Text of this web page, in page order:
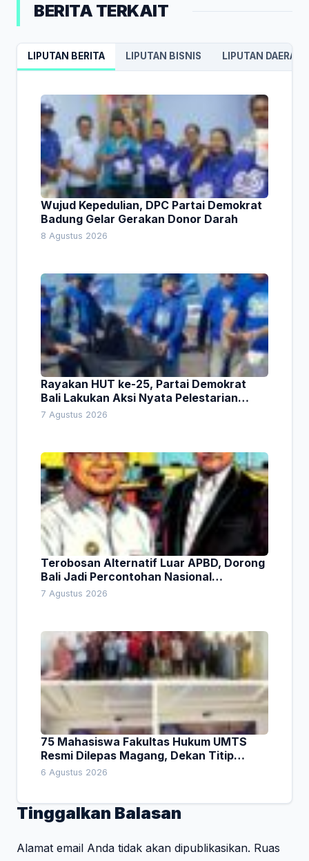
BERITA TERKAIT
LIPUTAN BERITA LIPUTAN BISNIS LIPUTAN DAERAH
Wujud Kepedulian, DPC Partai Demokrat
Badung Gelar Gerakan Donor Darah
8 Agustus 2026
Rayakan HUT ke-25, Partai Demokrat
Bali Lakukan Aksi Nyata Pelestarian
Lingkungan
7 Agustus 2026
Terobosan Alternatif Luar APBD, Dorong
Bali Jadi Percontohan Nasional
Pembiayaan Daerah
7 Agustus 2026
75 Mahasiswa Fakultas Hukum UMTS
Resmi Dilepas Magang, Dekan Titip
Empat Pesan Penting
6 Agustus 2026
Tinggalkan Balasan
Alamat email Anda tidak akan dipublikasikan. Ruas